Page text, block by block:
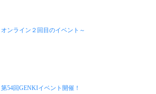
オンライン２回目のイベント～
第54回GENKIイベント開催！